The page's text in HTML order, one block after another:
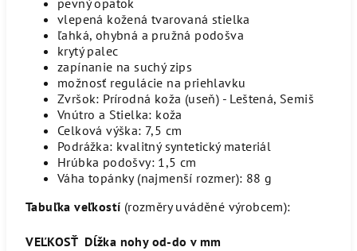
vlepená kožená tvarovaná stielka
ľahká, ohybná a pružná podošva
krytý palec
zapínanie na suchý zips
možnosť regulácie na priehlavku
Zvršok: Prírodná koža (useň) - Leštená, Semiš
Vnútro a Stielka: koža
Celková výška: 7,5 cm
Podrážka: kvalitný syntetický materiál
Hrúbka podošvy: 1,5 cm
Váha topánky (najmenší rozmer): 88 g
Tabuľka veľkostí (rozměry uváděné výrobcem):
VEĽKOSŤ Dĺžka nohy od-do v mm